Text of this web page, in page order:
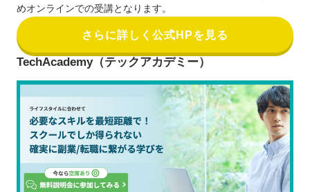
めオンラインでの受講となります。
さらに詳しく公式HPを見る
TechAcademy（テックアカデミー）